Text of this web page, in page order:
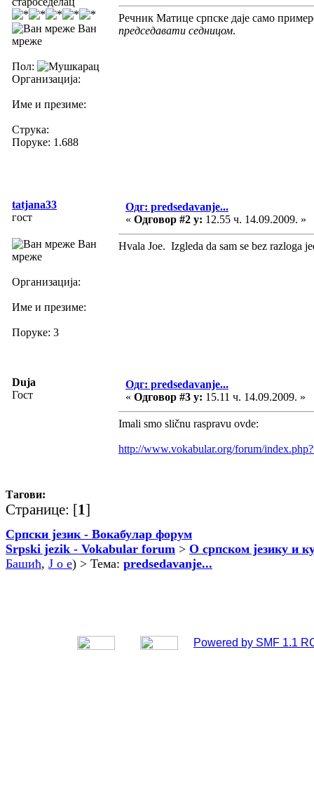
Ван
мреже
Пол:
Организација:
Име и презиме:
Струка:
Поруке: 1.688
Речник Матице српске даје само
председавати седницом.
tatjana33
гост
Ван
мреже
Организација:
Име и презиме:
Поруке: 3
Одг: predsedavanje...
« Одговор #2 у: 12.55 ч. 14.09.2009. »
Hvala Joe. Izgleda da sam se bez razloga
Duja
Гост
Одг: predsedavanje...
« Одговор #3 у: 15.11 ч. 14.09.2009. »
Imali smo sličnu raspravu ovde:
http://www.vokabular.org/forum/
Тагови:
Странице: [1]
Српски језик - Вокабулар форум
Srpski jezik - Vokabular forum > О српском језику и
Башић, J o e) > Тема: predsedavanje...
Powered by SMF 1.1